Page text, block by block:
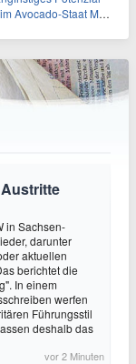
in Mexiko wieder in Gang
in Sachsen-
darunter
aktuellen
berichtet die
In einem
werfen
Führungsstil
deshalb das
vor 2 Minuten